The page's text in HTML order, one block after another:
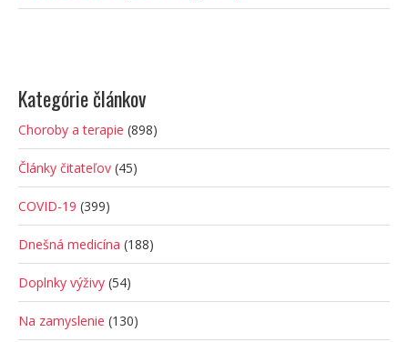
Kategórie článkov
Choroby a terapie (898)
Články čitateľov (45)
COVID-19 (399)
Dnešná medicína (188)
Doplnky výživy (54)
Na zamyslenie (130)